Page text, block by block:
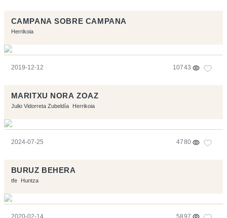
CAMPANA SOBRE CAMPANA
Herrikoia
2019-12-12 10743
MARITXU NORA ZOAZ
Julio Vidorreta Zubeldía Herrikoia
2024-07-25 4780
BURUZ BEHERA
tfe Huntza
2020-02-14 5897